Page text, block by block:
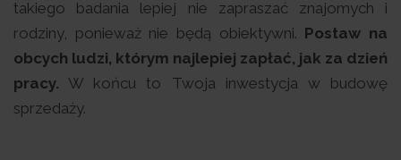
takiego badania lepiej nie zapraszać znajomych i
rodziny, ponieważ nie będą obiektywni. Postaw na
obcych ludzi, którym najlepiej zapłać, jak za dzień
pracy. W końcu to Twoja inwestycja w budowę
sprzedaży.